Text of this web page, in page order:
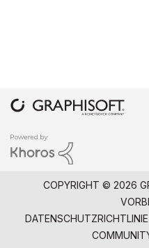
COPYRIGHT © 2026
DATENSCHUTZRICHTLINIE